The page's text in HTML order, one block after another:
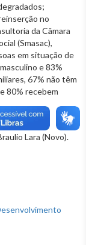
no
da Câmara
(Smasac),
em situação de
e 83%
67% não têm
80% recebem
(Pros), que
Lara (Novo).